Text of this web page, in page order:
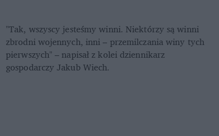
"Tak, wszyscy jesteśmy winni. Niektórzy są winni
zbrodni wojennych, inni – przemilczania winy tych
pierwszych" – napisał z kolei dziennikarz
gospodarczy Jakub Wiech.